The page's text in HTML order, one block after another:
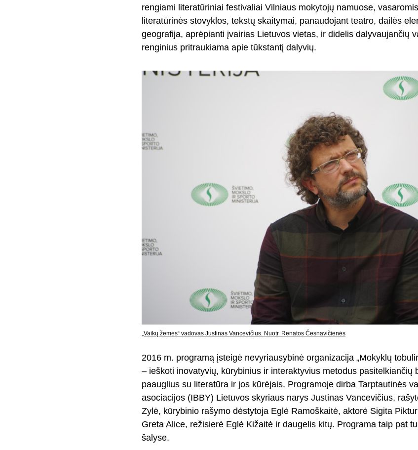
rengiami literatūriniai festivaliai Vilniaus mokytojų namuose,
literatūrinės stovyklos, tekstų skaitymai, panaudojant teatro, dailės
geografija, aprėpianti įvairias Lietuvos vietas, ir didelis dalyvaujančių
renginius pritraukiama apie tūkstantį dalyvių.
„Vaikų žemės“ vadovas Justinas Vancevičius. Nuotr. Renatos Česnavičienės
2016 m. programą įsteigė nevyriausybinė organizacija „Mokyklų
– ieškoti inovatyvių, kūrybinius ir interaktyvius metodus pasitelkiančių
paauglius su literatūra ir jos kūrėjais. Programoje dirba Tarptautinės
asociacijos (IBBY) Lietuvos skyriaus narys Justinas Vancevičius,
Zylė, kūrybinio rašymo dėstytoja Eglė Ramoškaitė, aktorė Sigita
Greta Alice, režisierė Eglė Kižaitė ir daugelis kitų. Programa taip pat
šalyse.